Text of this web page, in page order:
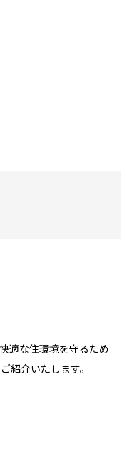
適な住環境を守るため
紹介いたします。